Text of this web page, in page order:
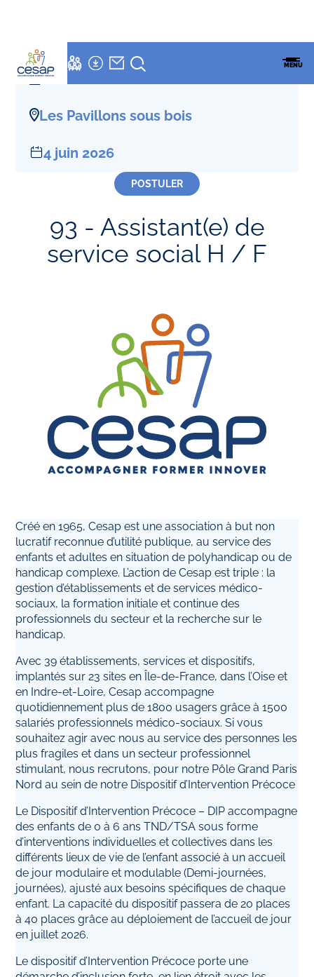
ESPACES
FAMILLESENSEMBLE
CESAPFORMATION
MENU
Accueil
CDI
Les Pavillons sous bois
4 juin 2026
POSTULER
93 - Assistant(e) de
service social H / F
Créé en 1965, Cesap est une association à but non
lucratif reconnue d’utilité publique, au service des
enfants et adultes en situation de polyhandicap ou de
handicap complexe. L’action de Cesap est triple : la
gestion d’établissements et de services médico-
sociaux, la formation initiale et continue des
professionnels du secteur et la recherche sur le
handicap.
Avec 39 établissements, services et dispositifs,
implantés sur 23 sites en Île-de-France, dans l’Oise et
en Indre-et-Loire, Cesap accompagne
quotidiennement plus de 1800 usagers grâce à 1500
salariés professionnels médico-sociaux. Si vous
souhaitez agir avec nous au service des personnes les
plus fragiles et dans un secteur professionnel
stimulant, nous recrutons, pour notre Pôle Grand Paris
Nord au sein de notre Dispositif d’Intervention Précoce
Le Dispositif d’Intervention Précoce – DIP accompagne
des enfants de 0 à 6 ans TND/TSA sous forme
d’interventions individuelles et collectives dans les
différents lieux de vie de l’enfant associé à un accueil
de jour modulaire et modulable (Demi-journées,
journées), ajusté aux besoins spécifiques de chaque
enfant. La capacité du dispositif passera de 20 places
à 40 places grâce au déploiement de l’accueil de jour
en juillet 2026.
Le dispositif d’Intervention Précoce porte une